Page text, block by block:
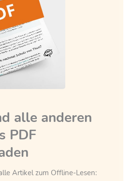
alle anderen
PDF
Artikel zum Offline-Lesen: